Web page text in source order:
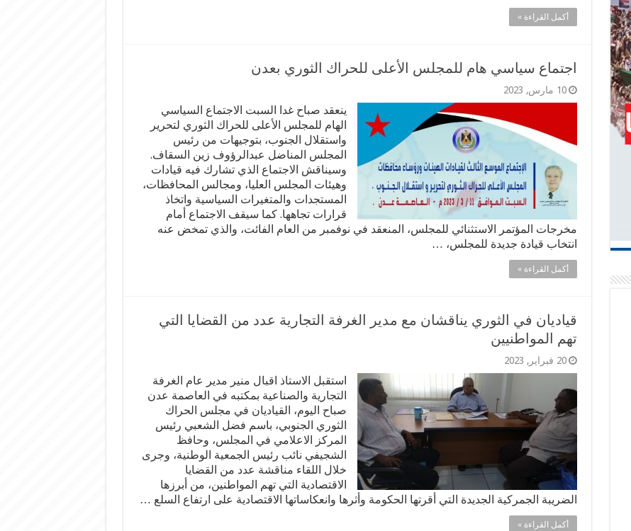
أكمل القراءة »
اجتماع سياسي هام للمجلس الأعلى للحراك الثوري بعدن
10 مارس, 2023
ينعقد صباح غدا السبت الاجتماع السياسي
الهام للمجلس الأعلى للحراك الثوري لتحرير
واستقلال الجنوب، بتوجيهات من رئيس
المجلس المناضل عبدالرؤوف زين السقاف.
وسيناقش الاجتماع الذي تشارك فيه قيادات
وهيئات المجلس العليا، ومجالس المحافظات،
المستجدات والمتغيرات السياسية واتخاذ
قرارات تجاهها. كما سيقف الاجتماع أمام
مخرجات المؤتمر الاستثنائي للمجلس، المنعقد في نوفمبر من العام الفائت، والذي تمخض عنه
انتخاب قيادة جديدة للمجلس، …
أكمل القراءة »
قياديان في الثوري يناقشان مع مدير الغرفة التجارية عدد من القضايا التي
تهم المواطنيين
20 فبراير, 2023
استقبل الاستاذ اقبال منير مدير عام الغرفة
التجارية والصناعية بمكتبه في العاصمة عدن
صباح اليوم، القياديان في مجلس الحراك
الثوري الجنوبي، باسم فضل الشعبي رئيس
المركز الاعلامي في المجلس، وحافظ
الشجيفي نائب رئيس الجمعية الوطنية، وجرى
خلال اللقاء مناقشة عدد من القضايا
الاقتصادية التي تهم المواطنين، من أبرزها
الضريبة الجمركية الجديدة التي أقرتها الحكومة وأثرها وانعكاساتها الاقتصادية على ارتفاع السلع …
أكمل القراءة »